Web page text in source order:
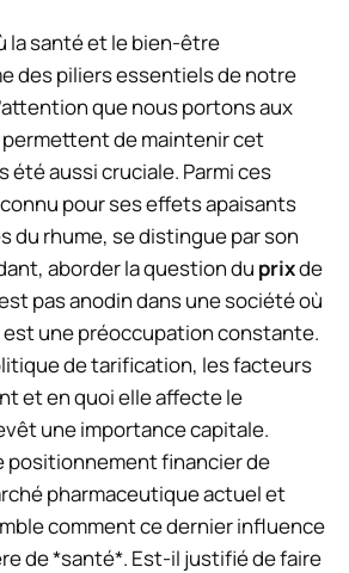
la santé et le bien-être
des piliers essentiels de notre
que nous portons aux
de maintenir cet
été aussi cruciale. Parmi ces
pour ses effets apaisants
du rhume, se distingue par son
aborder la question du prixde
pas anodin dans une société où
est une préoccupation constante.
de tarification, les facteurs
et en quoi elle affecte le
une importance capitale.
positionnement financier de
pharmaceutique actuel et
comment ce dernier influence
de *santé*. Est-il justifié de faire